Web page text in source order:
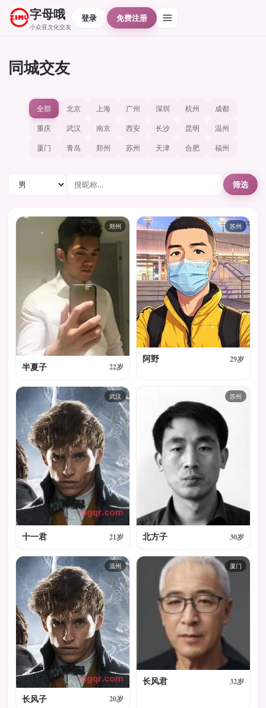
字母哦
小众亚文化交友
登录 免费注册
同城交友
全部 北京 上海 广州 深圳 杭州
成都
重庆
武汉 南京 西安 长沙 昆明
温州
厦门
青岛 郑州 苏州 天津 合肥 福州
筛选
郑州
半夏子 22岁
苏州
阿野 29岁
武汉
十一君 21岁
苏州
北方子 30岁
温州
长风子 20岁
厦门
长风君 32岁